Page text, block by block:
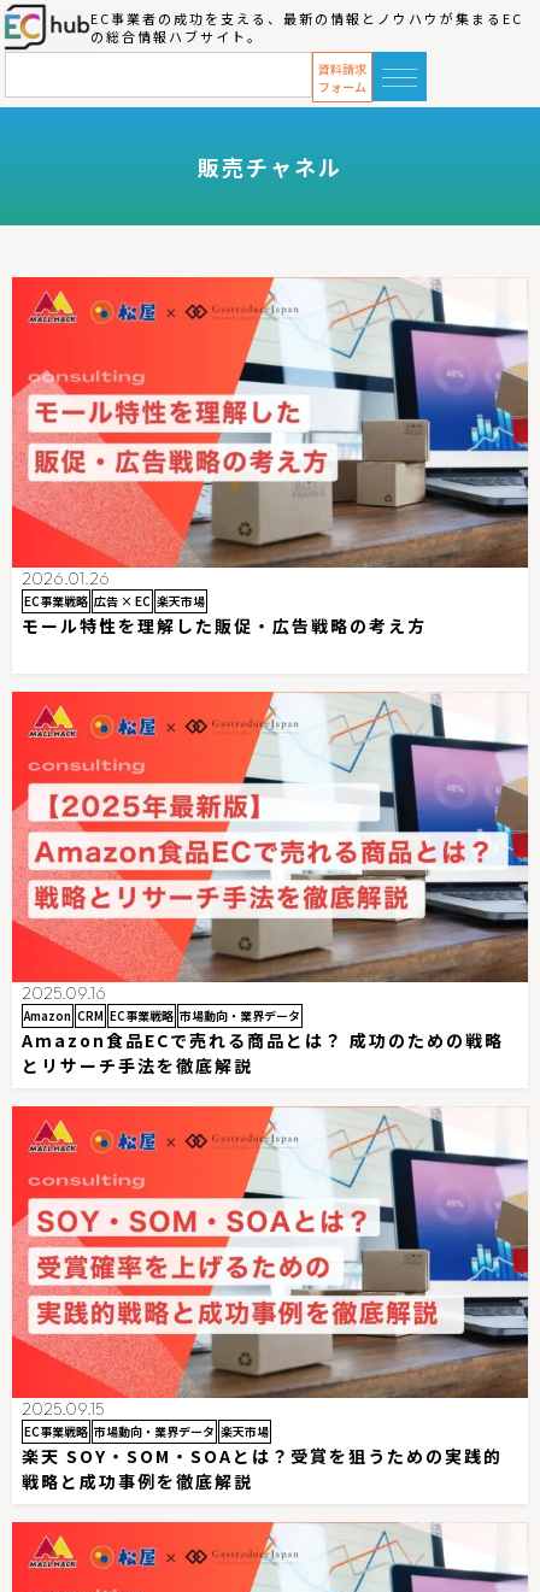
EC事業者の成功を支える、最新の情報とノウハウが集まるEC
の総合情報ハブサイト。
販売チャネル
2026.01.26
EC事業戦略 広告 × EC 楽天市場
モール特性を理解した販促・広告戦略の考え方
2025.09.16
Amazon CRM EC事業戦略 市場動向・業界データ
Amazon食品ECで売れる商品とは？ 成功のための戦略
とリサーチ手法を徹底解説
2025.09.15
EC事業戦略 市場動向・業界データ 楽天市場
楽天 SOY・SOM・SOAとは？受賞を狙うための実践的
戦略と成功事例を徹底解説